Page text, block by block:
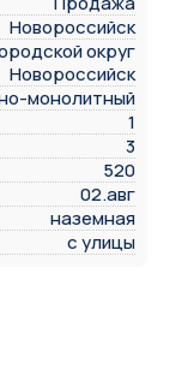
Новороссийск
округ
Новороссийск
монолитный
1
3
520
02.авг
наземная
с улицы